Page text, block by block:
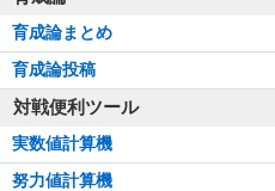
育成論まとめ
育成論投稿
対戦便利ツール
実数値計算機
努力値計算機